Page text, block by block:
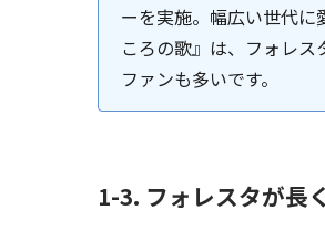
ーを実施。幅広い世代に
ころの歌』は、フォレ
ファンも多いです。
1-3. フォレスタが長